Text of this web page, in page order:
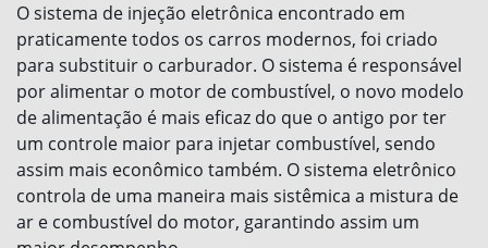
O sistema de injeção eletrônica encontrado em
praticamente todos os carros modernos, foi criado
para substituir o carburador. O sistema é responsável
por alimentar o motor de combustível, o novo modelo
de alimentação é mais eficaz do que o antigo por ter
um controle maior para injetar combustível, sendo
assim mais econômico também. O sistema eletrônico
controla de uma maneira mais sistêmica a mistura de
ar e combustível do motor, garantindo assim um